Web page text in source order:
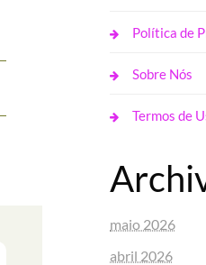
Política de
Sobre Nós
Termos de
maio 2026
abril 2026